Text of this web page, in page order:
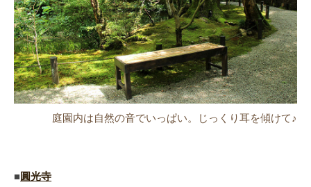
庭園内は自然の音でいっぱい。じっくり耳を傾けて♪
■圓光寺